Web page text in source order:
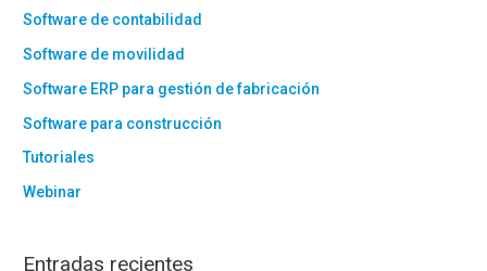
Software de contabilidad
Software de movilidad
Software ERP para gestión de fabricación
Software para construcción
Tutoriales
Webinar
Entradas recientes